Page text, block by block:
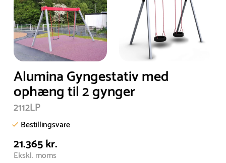
Alumina Gyngestativ med
ophæng til 2 gynger
2112LP
Bestillingsvare
21.365 kr.
Ekskl. moms